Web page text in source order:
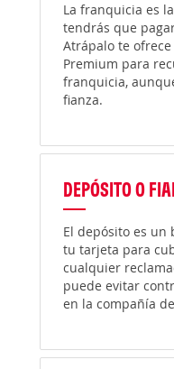
La franquicia es
tendrás que
Atrápalo te
Premium para
franquicia,
fianza.
DEPÓSITO O
El depósito es
tu tarjeta para
cualquier
puede evitar
en la compañía